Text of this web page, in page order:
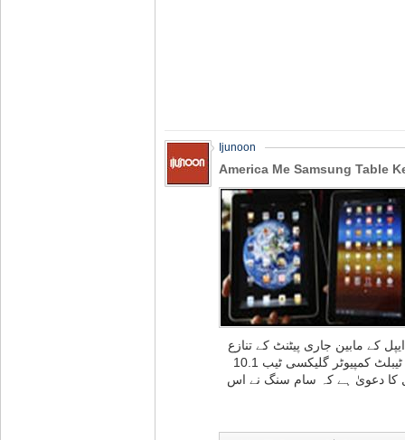
Ijunoon
America Me Samsung Table
کے مابین جاری پیٹنٹ کے تنازع
کے تصفیے تک ملک میں سام سنگ کے ٹیبلٹ کمپیوٹر گلیکسی ٹیب 10.1
کا دعویٰ ہے کہ سام سنگ نے اس